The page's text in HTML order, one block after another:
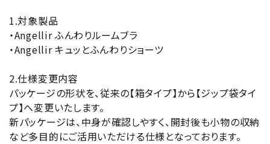
1.対象製品
・Angellir ふんわりルームブラ
・Angellir キュッとふんわりショーツ
2.仕様変更内容
パッケージの形状を、従来の【箱タイプ】から【ジップ袋タイ
プ】へ変更いたします。
新パッケージは、中身が確認しやすく、開封後も小物の収納
など多目的にご活用いただける仕様となっております。